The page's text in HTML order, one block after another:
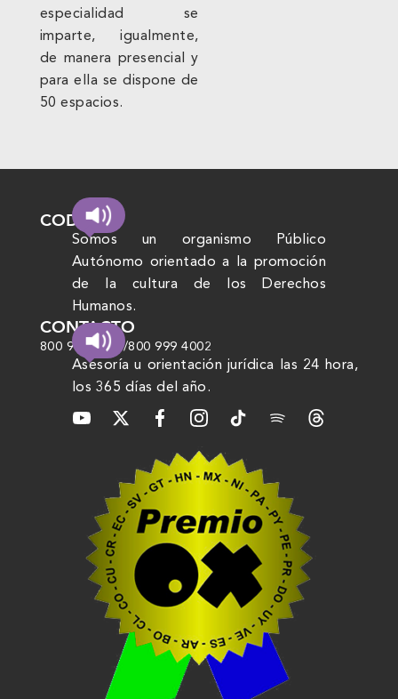
especialidad se
imparte, igualmente,
de manera presencial y
para ella se dispone de
50 espacios.
CODHEM
Somos un organismo Público
Autónomo orientado a la promoción
de la cultura de los Derechos
Humanos.
CONTACTO
800 999 4000/800 999 4002
Asesoría u orientación jurídica las 24 hora,
los 365 días del año.